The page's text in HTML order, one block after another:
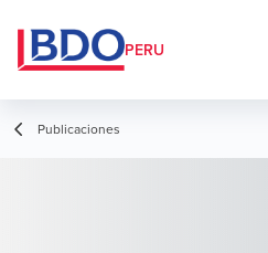
PERU
Publicaciones